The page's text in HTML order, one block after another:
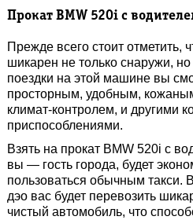
Прокат BMW 520i с
Прежде всего стоит отметить,
шикарен не только снаружи,
поездки на этой машине вы
просторным, удобным,
климат-контролем, и другими
приспособлениями.
Взять на прокат BMW 520i с
вы — гость города, будет
пользоваться обычным такси.
дэо вас будет перевозить
чистый автомобиль, что